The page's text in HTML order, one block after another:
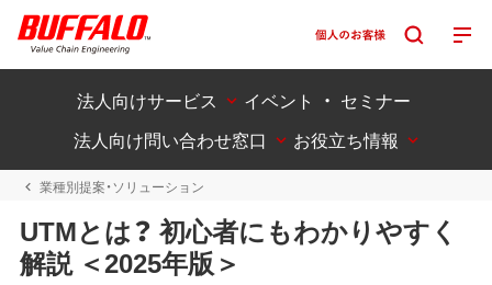
法人向けサービス
イベント ・ セミナー
法人向け問い合わせ窓口
お役立ち情報
業種別提案・ソリューション
UTMとは？ 初心者にもわかりやすく
解説 ＜2025年版＞